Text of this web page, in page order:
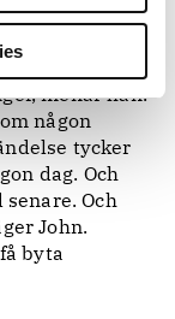
med en
menar han.
någon
tycker
dag. Och
Och
John.
byta